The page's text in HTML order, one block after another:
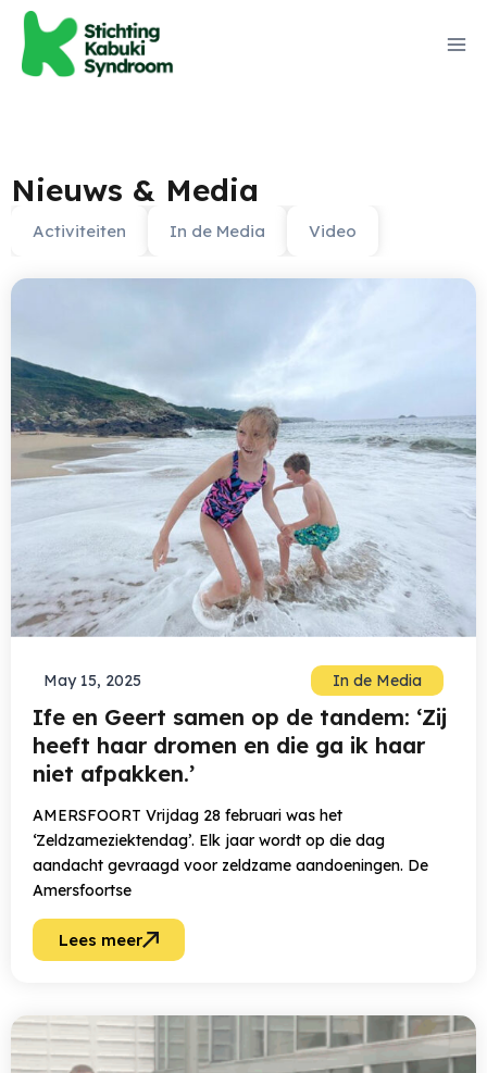
Nieuws & Media
Activiteiten In de Media Video
May 15, 2025 In de Media
Ife en Geert samen op de tandem: ‘Zij
heeft haar dromen en die ga ik haar
niet afpakken.’
AMERSFOORT Vrijdag 28 februari was het
‘Zeldzameziektendag’. Elk jaar wordt op die dag
aandacht gevraagd voor zeldzame aandoeningen. De
Amersfoortse
Lees meer